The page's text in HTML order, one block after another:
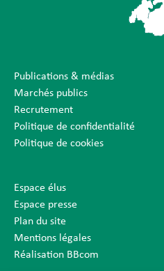
Publications & médias
Marchés publics
Recrutement
Politique de confidentialité
Politique de cookies
Espace élus
Espace presse
Plan du site
Mentions légales
Réalisation BBcom